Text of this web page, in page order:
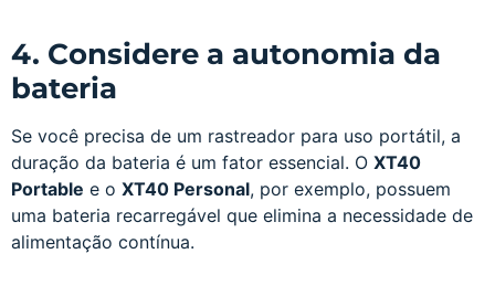
4. Considere a autonomia da
bateria
Se você precisa de um rastreador para uso portátil, a
duração da bateria é um fator essencial. O XT40
Portable e o XT40 Personal, por exemplo, possuem
uma bateria recarregável que elimina a necessidade de
alimentação contínua.